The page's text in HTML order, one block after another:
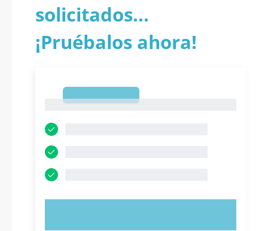
solicitados...
¡Pruébalos ahora!